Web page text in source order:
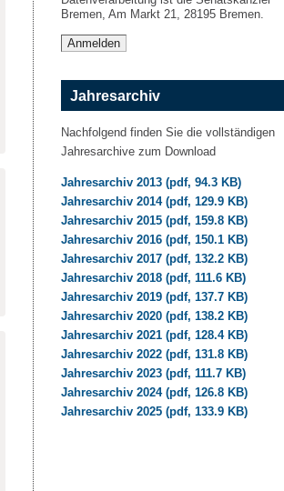
Bremen, Am Markt 21, 28195 Bremen.
Jahresarchiv
Nachfolgend finden Sie die vollständigen
Jahresarchive zum Download
Jahresarchiv 2013 (pdf, 94.3 KB)
Jahresarchiv 2014 (pdf, 129.9 KB)
Jahresarchiv 2015 (pdf, 159.8 KB)
Jahresarchiv 2016 (pdf, 150.1 KB)
Jahresarchiv 2017 (pdf, 132.2 KB)
Jahresarchiv 2018 (pdf, 111.6 KB)
Jahresarchiv 2019 (pdf, 137.7 KB)
Jahresarchiv 2020 (pdf, 138.2 KB)
Jahresarchiv 2021 (pdf, 128.4 KB)
Jahresarchiv 2022 (pdf, 131.8 KB)
Jahresarchiv 2023 (pdf, 111.7 KB)
Jahresarchiv 2024 (pdf, 126.8 KB)
Jahresarchiv 2025 (pdf, 133.9 KB)